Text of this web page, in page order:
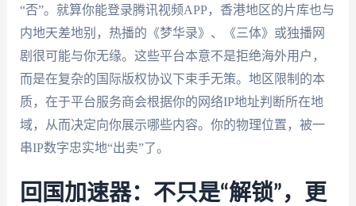
“否”。就算你能登录腾讯视频APP，香港地区的片库也与
内地天差地别，热播的《梦华录》、《三体》或独播网
剧很可能与你无缘。这些平台本意不是拒绝海外用户，
而是在复杂的国际版权协议下束手无策。地区限制的本
质，在于平台服务商会根据你的网络IP地址判断所在地
域，从而决定向你展示哪些内容。你的物理位置，被一
串IP数字忠实地“出卖”了。
回国加速器：不只是“解锁”，更